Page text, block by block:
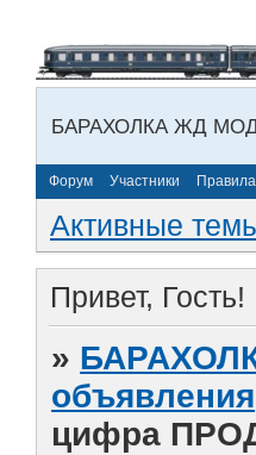
БАРАХОЛКА ЖД
Форум Участники Правила
Активные
Привет, Гость!
»
объявления
цифра